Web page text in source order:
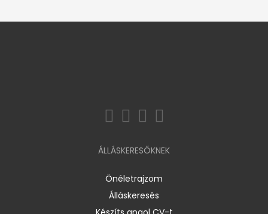
ÁLLÁSKERESŐKNEK
Önéletrajzom
Álláskeresés